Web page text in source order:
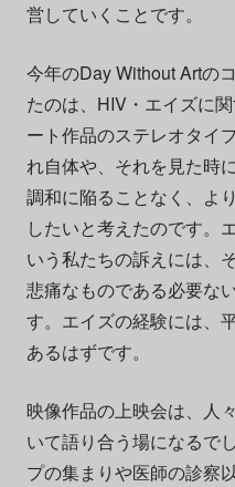
営していくことです。
今年のDay Without Artの
たのは、HIV・エイズに
ート作品のステレオタイ
れ自体や、それを見た時
調和に陥ることなく、よ
したいと考えたのです。
いう私たちの訴えには、
悲痛なものである必要な
す。エイズの経験には、
あるはずです。
映像作品の上映会は、人
いて語り合う場になるで
プの集まりや医師の診察